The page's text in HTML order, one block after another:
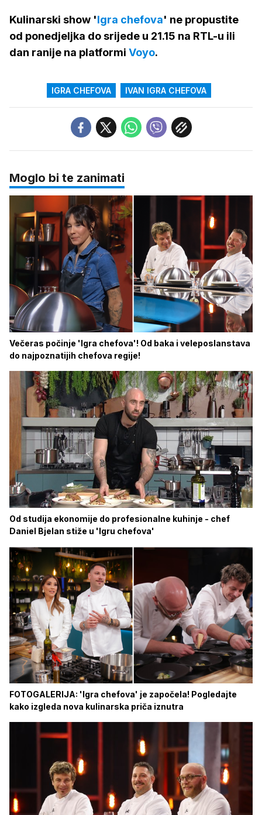
Kulinarski show 'Igra chefova' ne propustite
od ponedjeljka do srijede u 21.15 na RTL-u ili
dan ranije na platformi Voyo.
IGRA CHEFOVA IVAN IGRA CHEFOVA
Moglo bi te zanimati
Večeras počinje 'Igra chefova'! Od baka i veleposlanstava
do najpoznatijih chefova regije!
Od studija ekonomije do profesionalne kuhinje - chef
Daniel Bjelan stiže u 'Igru chefova'
FOTOGALERIJA: 'Igra chefova' je započela! Pogledajte
kako izgleda nova kulinarska priča iznutra